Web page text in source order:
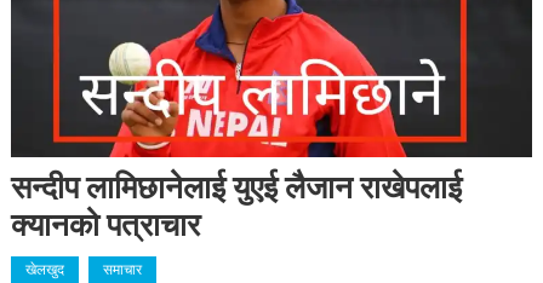
सन्दीप लामिछानेलाई युएई लैजान राखेपलाई
क्यानको पत्राचार
खेलखुद समाचार